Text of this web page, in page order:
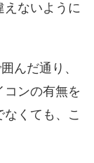
えないように
んだ通り、
ンの有無を
くても、こ